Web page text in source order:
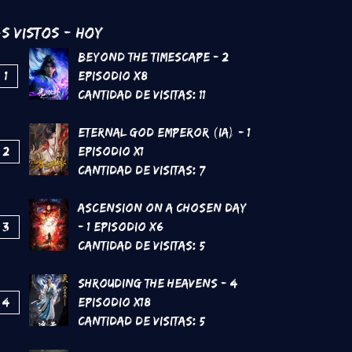
Vistos - Hoy
1
Beyond the Timescape - 2
Episodio x8
Cantidad de Visitas: 11
2
Eternal God Emperor (IA) - 1
Episodio x1
Cantidad de Visitas: 7
3
Ascension on a Chosen Day
- 1 Episodio x6
Cantidad de Visitas: 5
4
Shrouding the Heavens - 4
Episodio x18
Cantidad de Visitas: 5